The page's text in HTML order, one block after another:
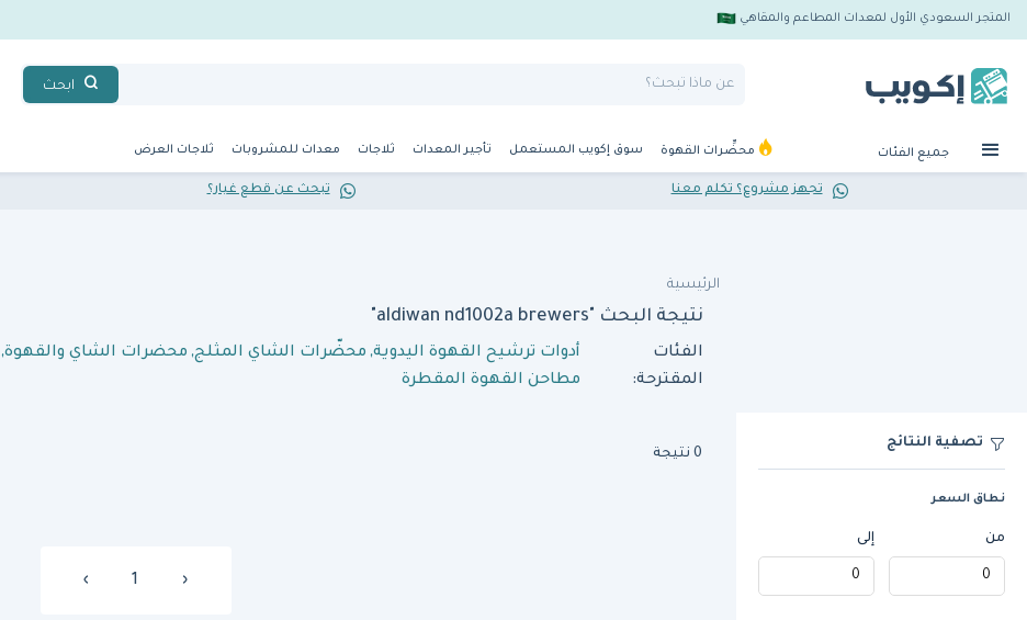
المتجر السعودي الأول لمعدات المطاعم والمقاهي
ابحث
جميع الفئات محضِّرات القهوة سوق إكويب المستعمل تأجير المعدات ثلاجات معدات للمشروبات ثلاجات العرض
تجهز مشروع؟ تكلم معنا تبحث عن قطع غيار؟
الرئيسية
نتيجة البحث "aldiwan nd1002a brewers"
الفئات
المقترحة:
أدوات ترشيح القهوة اليدوية, محضّرات الشاي المثلج, محضرات الشاي والقهوة,
مطاحن القهوة المقطرة
تصفية النتائج
نطاق السعر
من إلى
0 نتيجة
‹
1
›